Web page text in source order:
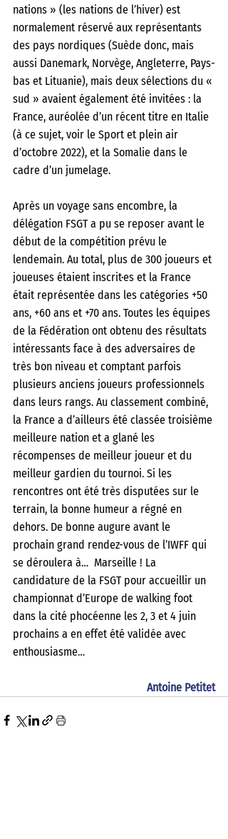
nations » (les nations de l’hiver) est
normalement réservé aux représentants
des pays nordiques (Suède donc, mais
aussi Danemark, Norvège, Angleterre, Pays-
bas et Lituanie), mais deux sélections du «
sud » avaient également été invitées : la
France, auréolée d’un récent titre en Italie
(à ce sujet, voir le Sport et plein air
d’octobre 2022), et la Somalie dans le
cadre d’un jumelage.
Après un voyage sans encombre, la
délégation FSGT a pu se reposer avant le
début de la compétition prévu le
lendemain. Au total, plus de 300 joueurs et
joueuses étaient inscrit·es et la France
était représentée dans les catégories +50
ans, +60 ans et +70 ans. Toutes les équipes
de la Fédération ont obtenu des résultats
intéressants face à des adversaires de
très bon niveau et comptant parfois
plusieurs anciens joueurs professionnels
dans leurs rangs. Au classement combiné,
la France a d’ailleurs été classée troisième
meilleure nation et a glané les
récompenses de meilleur joueur et du
meilleur gardien du tournoi. Si les
rencontres ont été très disputées sur le
terrain, la bonne humeur a régné en
dehors. De bonne augure avant le
prochain grand rendez-vous de l’IWFF qui
se déroulera à…  Marseille ! La
candidature de la FSGT pour accueillir un
championnat d’Europe de walking foot
dans la cité phocéenne les 2, 3 et 4 juin
prochains a en effet été validée avec
enthousiasme…
Antoine Petitet